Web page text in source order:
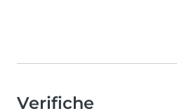
Verifiche